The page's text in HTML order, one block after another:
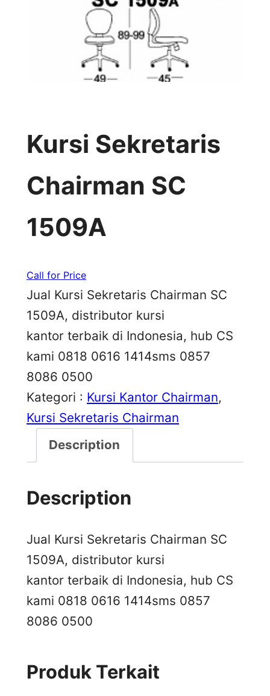
Kursi Sekretaris
Chairman SC
1509A
Call for Price
Jual Kursi Sekretaris Chairman SC
1509A, distributor kursi
kantor terbaik di Indonesia, hub CS
kami 0818 0616 1414sms 0857
8086 0500
Kategori : Kursi Kantor Chairman
Kursi Sekretaris Chairman
Description
Description
Jual Kursi Sekretaris Chairman SC
1509A, distributor kursi
kantor terbaik di Indonesia, hub CS
kami 0818 0616 1414sms 0857
8086 0500
Produk Terkait